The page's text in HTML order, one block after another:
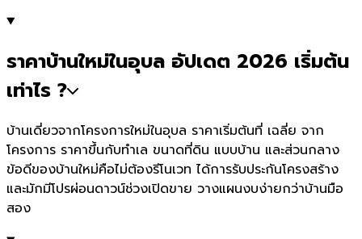
ราคาบ้านใหม่ในอุบล อัปเดต 2026 เริ่มต้น
เท่าไร ?
บ้านเดี่ยวจากโครงการใหม่ในอุบล ราคาเริ่มต้นที่ เฉลี่ย จาก
โครงการ ราคาขึ้นกับทำเล ขนาดที่ดิน แบบบ้าน และส่วนกลาง
ข้อดีของบ้านใหม่คือไม่ต้องรีโนเวท ได้การรับประกันโครงสร้าง
และมักมีโปรผ่อนดาวน์ช่วงเปิดขาย วางแผนงบง่ายกว่าบ้านมือ
สอง